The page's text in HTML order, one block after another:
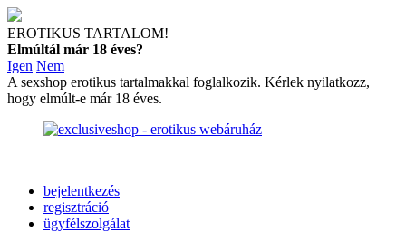
EROTIKUS TARTALOM!
Elmúltál már 18 éves?
Igen Nem
A sexshop erotikus tartalmakkal foglalkozik. Kérlek nyilatkozz,
hogy elmúlt-e már 18 éves.
bejelentkezés
regisztráció
ügyfélszolgálat